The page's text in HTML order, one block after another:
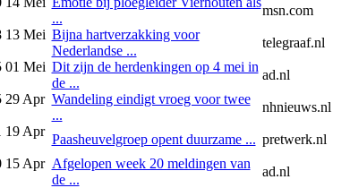
...
msn.com
13 Mei Bijna hartverzakking voor
Nederlandse ...
telegraaf.nl
01 Mei Dit zijn de herdenkingen op 4 mei in
de ...
ad.nl
29 Apr Wandeling eindigt vroeg voor twee
...
nhnieuws.nl
19 Apr
Paasheuvelgroep opent duurzame ... pretwerk.nl
15 Apr Afgelopen week 20 meldingen van
de ...
ad.nl